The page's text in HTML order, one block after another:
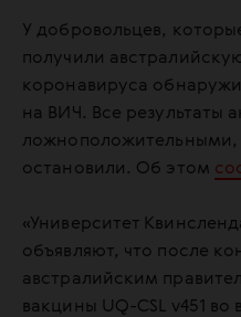
У добровольцев,
получили
коронавируса
на ВИЧ. Все результаты
ложноположительными,
остановили. Об этом
«Университет
объявляют, что после
австралийским
вакцины UQ-CSL v451